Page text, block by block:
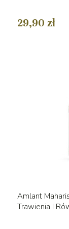
29,90 zł
Amlant
Trawienia I